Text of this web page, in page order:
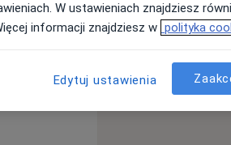
miazgi
W ustawieniach znajdziesz
informacji znajdziesz w polityka
Edytuj ustawienia